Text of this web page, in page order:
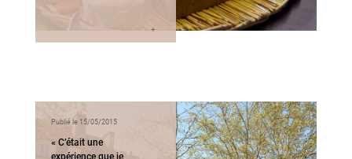
Publié le 15/05/2015
« C’était une